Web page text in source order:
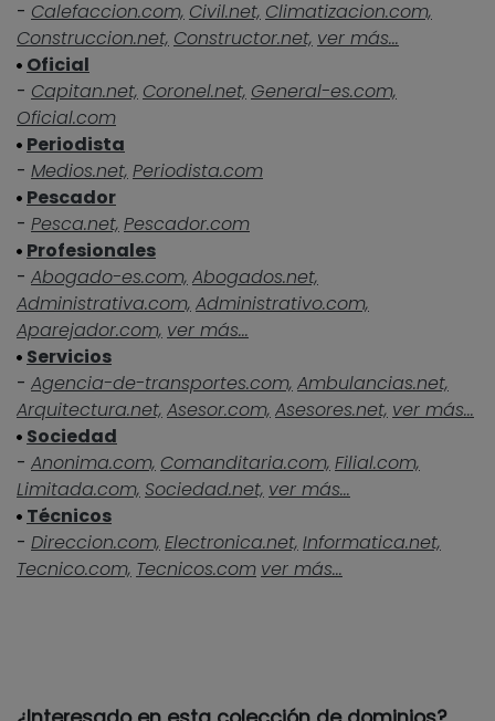
- Calefaccion.com, Civil.net, Climatizacion.com,
Construccion.net, Constructor.net, ver más...
Oficial
- Capitan.net, Coronel.net, General-es.com,
Oficial.com
Periodista
- Medios.net, Periodista.com
Pescador
- Pesca.net, Pescador.com
Profesionales
- Abogado-es.com, Abogados.net,
Administrativa.com, Administrativo.com,
Aparejador.com, ver más...
Servicios
- Agencia-de-transportes.com, Ambulancias.net,
Arquitectura.net, Asesor.com, Asesores.net, ver más...
Sociedad
- Anonima.com, Comanditaria.com, Filial.com,
Limitada.com, Sociedad.net, ver más...
Técnicos
- Direccion.com, Electronica.net, Informatica.net,
Tecnico.com, Tecnicos.com ver más...